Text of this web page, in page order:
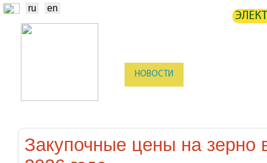
ru en
НОВОСТИ
Закупочные цены на зерно